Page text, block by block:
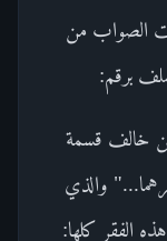
الصواب من
لفظه.(54) قوله"ممن خالف قسمة
والذي